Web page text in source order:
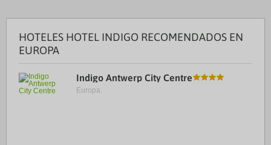
HOTELES HOTEL INDIGO RECOMENDADOS EN
EUROPA
Indigo Antwerp City Centre
Europa.